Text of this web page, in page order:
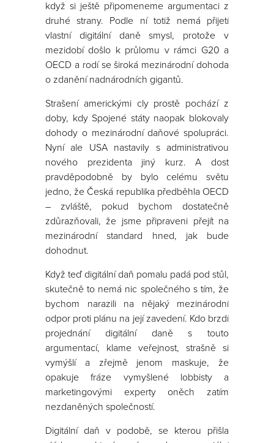
když si ještě připomeneme argumentaci z
druhé strany. Podle ní totiž nemá přijetí
vlastní digitální daně smysl, protože v
mezidobí došlo k průlomu v rámci G20 a
OECD a rodí se široká mezinárodní dohoda
o zdanění nadnárodních gigantů.
Strašení americkými cly prostě pochází z
doby, kdy Spojené státy naopak blokovaly
dohody o mezinárodní daňové spolupráci.
Nyní ale USA nastavily s administrativou
nového prezidenta jiný kurz. A dost
pravděpodobně by bylo celému světu
jedno, že Česká republika předběhla OECD
– zvláště, pokud bychom dostatečně
zdůrazňovali, že jsme připraveni přejít na
mezinárodní standard hned, jak bude
dohodnut.
Když teď digitální daň pomalu padá pod stůl,
skutečně to nemá nic společného s tím, že
bychom narazili na nějaký mezinárodní
odpor proti plánu na její zavedení. Kdo brzdí
projednání digitální daně s touto
argumentací, klame veřejnost, strašně si
vymýšlí a zřejmě jenom maskuje, že
opakuje fráze vymyšlené lobbisty a
marketingovými experty oněch zatím
nezdaněných společností.
Digitální daň v podobě, se kterou přišla